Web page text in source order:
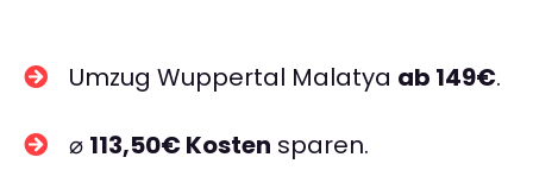
Umzug Wuppertal Malatya ab 149€.
⌀ 113,50€ Kosten sparen.